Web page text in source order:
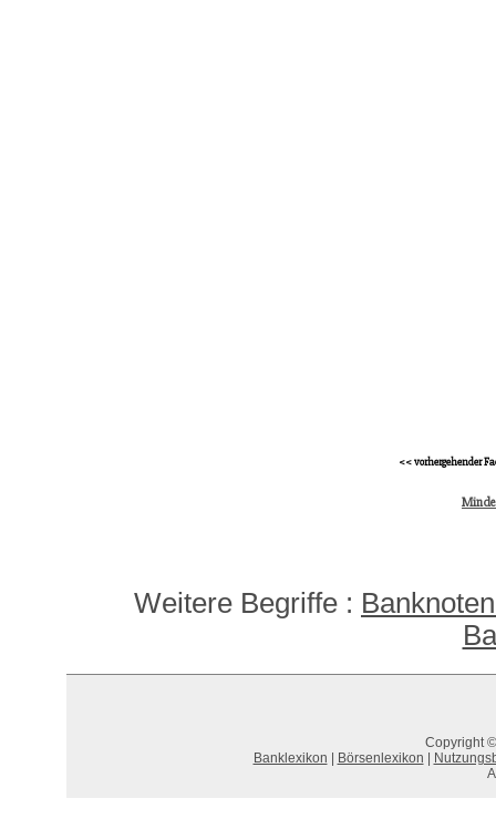
<< vorhergehender
Weitere Begriffe :
Copyright
Banklexikon
Börsenlexikon